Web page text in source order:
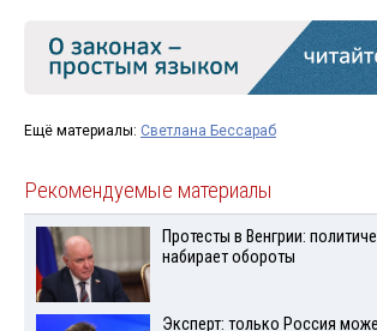
Ещё материалы: Светлана Бессараб
Рекомендуемые материалы
Протесты в Венгрии:
набирает обороты
Эксперт: только Россия